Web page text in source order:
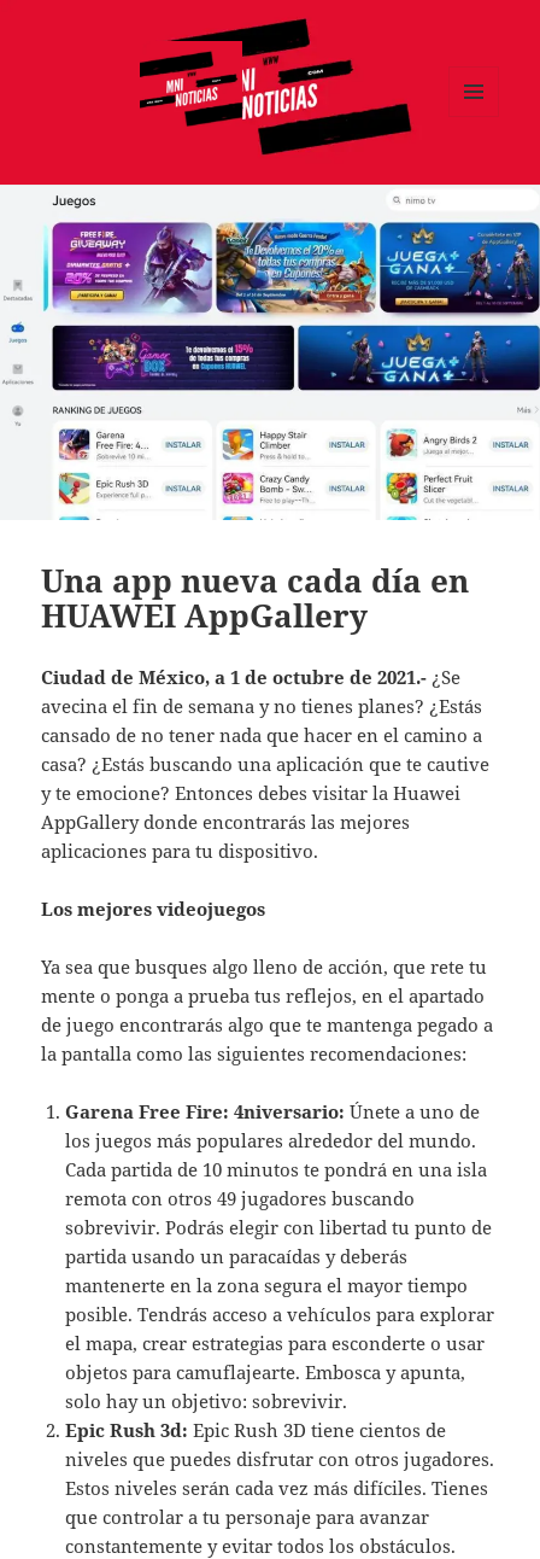
Una app nueva cada día en
HUAWEI AppGallery
Ciudad de México, a 1 de octubre de 2021.- ¿Se
avecina el fin de semana y no tienes planes? ¿Estás
cansado de no tener nada que hacer en el camino a
casa? ¿Estás buscando una aplicación que te cautive
y te emocione? Entonces debes visitar la Huawei
AppGallery donde encontrarás las mejores
aplicaciones para tu dispositivo.
Los mejores videojuegos
Ya sea que busques algo lleno de acción, que rete tu
mente o ponga a prueba tus reflejos, en el apartado
de juego encontrarás algo que te mantenga pegado a
la pantalla como las siguientes recomendaciones:
Garena Free Fire: 4niversario: Únete a uno de
los juegos más populares alrededor del mundo.
Cada partida de 10 minutos te pondrá en una isla
remota con otros 49 jugadores buscando
sobrevivir. Podrás elegir con libertad tu punto de
partida usando un paracaídas y deberás
mantenerte en la zona segura el mayor tiempo
posible. Tendrás acceso a vehículos para explorar
el mapa, crear estrategias para esconderte o usar
objetos para camuflajearte. Embosca y apunta,
solo hay un objetivo: sobrevivir.
Epic Rush 3d: Epic Rush 3D tiene cientos de
niveles que puedes disfrutar con otros jugadores.
Estos niveles serán cada vez más difíciles. Tienes
que controlar a tu personaje para avanzar
constantemente y evitar todos los obstáculos.